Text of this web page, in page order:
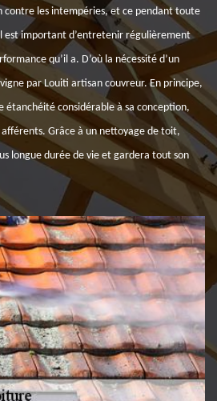
contre les intempéries, et ce pendant toute
est important d’entretenir régulièrement
qu’il a. D’où la nécessité d’un
par Louiti artisan couvreur. En principe,
étanchéité considérable à sa conception,
Grâce à un nettoyage de toit,
longue durée de vie et gardera tout son